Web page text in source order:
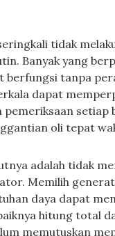
tidak
Banyak yang
berfungsi tanpa
dapat
pemeriksaan setiap
oli tepat
adalah tidak
Memilih
daya dapat
hitung total
memutuskan